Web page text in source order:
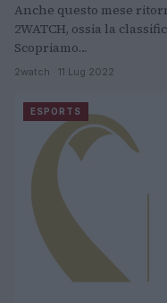
Anche questo mese
2WATCH, ossia la
Scopriamo…
2watch · 11 Lug 2022
ESPORTS